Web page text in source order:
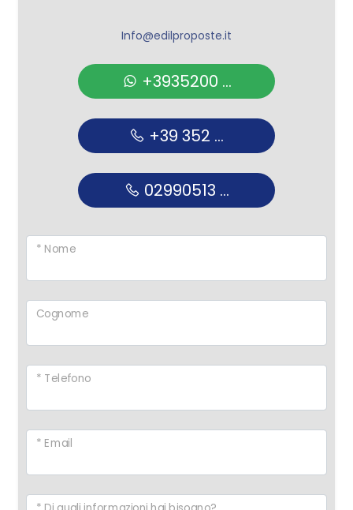
Info@edilproposte.it
+3935200 ...
+39 352 ...
02990513 ...
* Nome
Cognome
* Telefono
* Email